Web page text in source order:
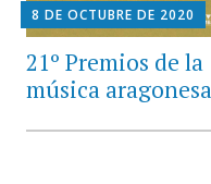
8 DE OCTUBRE DE 2020
21º Premios de la
música aragonesa